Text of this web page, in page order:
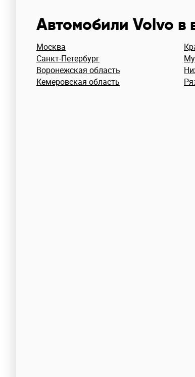
Автомобили Volvo
Москва
Санкт-Петербург
Воронежская область
Кемеровская область